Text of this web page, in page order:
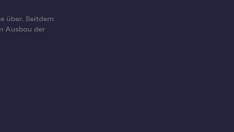
über. Seitdem
Ausbau der